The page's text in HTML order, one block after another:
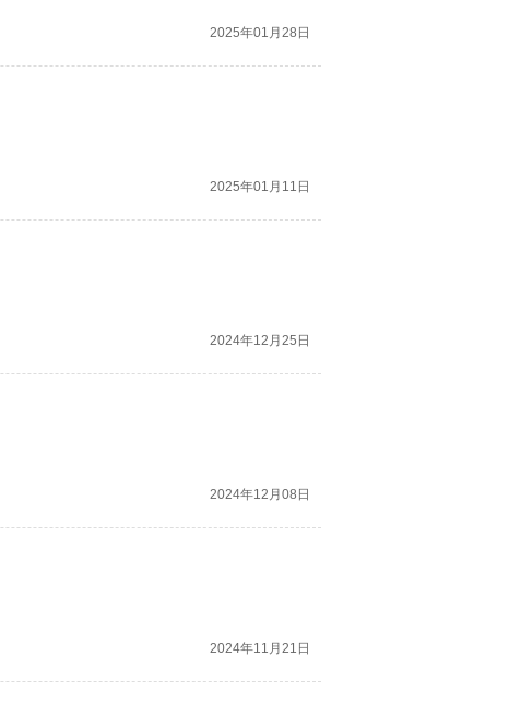
2025年01月28日
2025年01月11日
2024年12月25日
2024年12月08日
2024年11月21日